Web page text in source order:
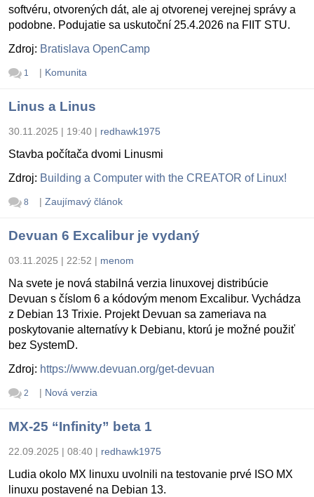
softvéru, otvorených dát, ale aj otvorenej verejnej správy a
podobne. Podujatie sa uskutoční 25.4.2026 na FIIT STU.
Zdroj: Bratislava OpenCamp
1 | Komunita
Linus a Linus
30.11.2025 | 19:40 | redhawk1975
Stavba počítača dvomi Linusmi
Zdroj: Building a Computer with the CREATOR of Linux!
8 | Zaujímavý článok
Devuan 6 Excalibur je vydaný
03.11.2025 | 22:52 | menom
Na svete je nová stabilná verzia linuxovej distribúcie
Devuan s číslom 6 a kódovým menom Excalibur. Vychádza
z Debian 13 Trixie. Projekt Devuan sa zameriava na
poskytovanie alternatívy k Debianu, ktorú je možné použiť
bez SystemD.
Zdroj: https://www.devuan.org/get-devuan
2 | Nová verzia
MX-25 “Infinity” beta 1
22.09.2025 | 08:40 | redhawk1975
Ludia okolo MX linuxu uvolnili na testovanie prvé ISO MX
linuxu postavené na Debian 13.